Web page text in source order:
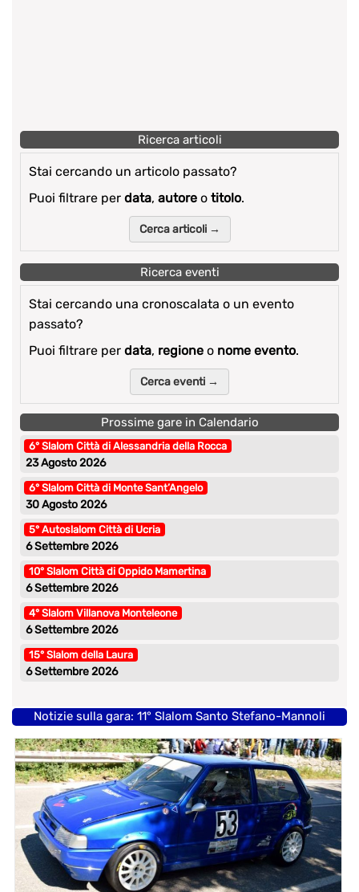
Ricerca articoli
Stai cercando un articolo passato?
Puoi filtrare per data, autore o titolo.
Cerca articoli →
Ricerca eventi
Stai cercando una cronoscalata o un evento
passato?
Puoi filtrare per data, regione o nome evento.
Cerca eventi →
Prossime gare in Calendario
6° Slalom Città di Alessandria della Rocca
23 Agosto 2026
6° Slalom Città di Monte Sant’Angelo
30 Agosto 2026
5° Autoslalom Città di Ucria
6 Settembre 2026
10° Slalom Città di Oppido Mamertina
6 Settembre 2026
4° Slalom Villanova Monteleone
6 Settembre 2026
15° Slalom della Laura
6 Settembre 2026
Notizie sulla gara: 11° Slalom Santo Stefano-Mannoli